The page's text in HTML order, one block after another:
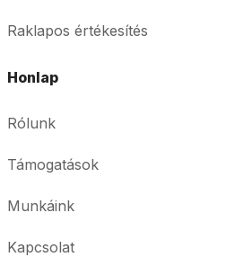
Raklapos értékesítés
Honlap
Rólunk
Támogatások
Munkáink
Kapcsolat